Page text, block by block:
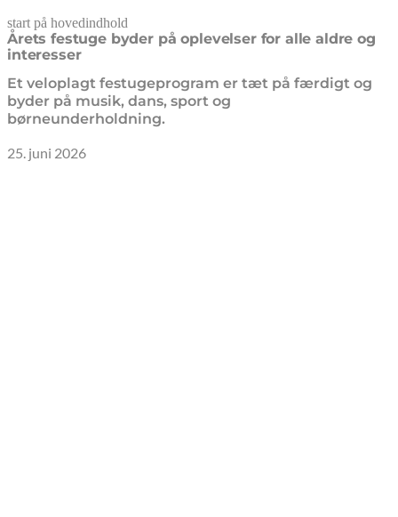
start på hovedindhold
Årets festuge byder på oplevelser for alle aldre og
interesser
Et veloplagt festugeprogram er tæt på færdigt og
byder på musik, dans, sport og
børneunderholdning.
25. juni 2026
senest opdateret 3. august 2026